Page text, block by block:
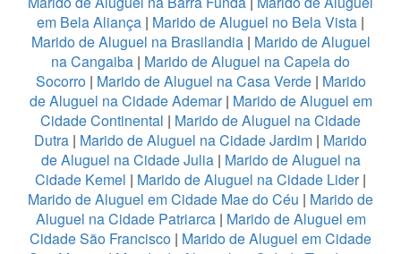
em Bela Aliança | Marido de Aluguel no Bela Vista |
Marido de Aluguel na Brasilandia| Marido de Aluguel
na Cangaiba | Marido de Aluguel na Capela do
Socorro | Marido de Aluguel na Casa Verde| Marido
de Aluguel na Cidade Ademar| Marido de Aluguel em
Cidade Continental | Marido de Aluguel na Cidade
Dutra | Marido de Aluguel na Cidade Jardim | Marido
de Aluguel na Cidade Julia | Marido de Aluguel na
Cidade Kemel | Marido de Aluguel na Cidade Lider|
Marido de Aluguel em Cidade Mae do Céu | Marido de
Aluguel na Cidade Patriarca| Marido de Aluguel em
Cidade São Francisco | Marido de Aluguel em Cidade